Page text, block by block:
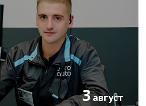
3август